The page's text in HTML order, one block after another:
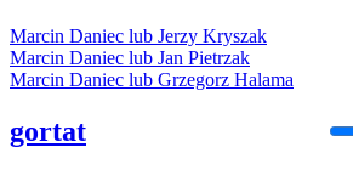
Marcin Daniec lub Jerzy Kryszak
Marcin Daniec lub Jan Pietrzak
Marcin Daniec lub Grzegorz Halama
gortat